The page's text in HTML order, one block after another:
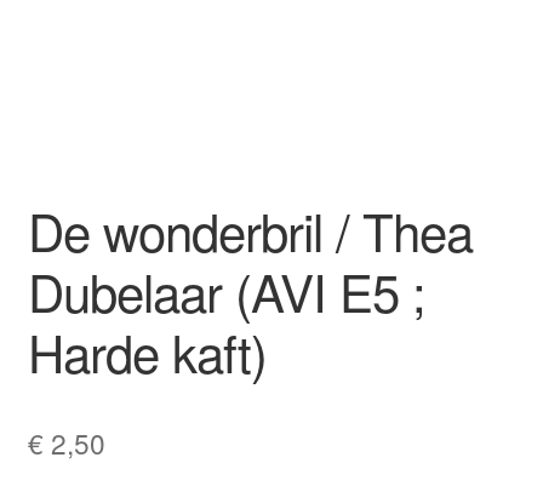
De wonderbril / Thea
Dubelaar (AVI E5 ;
Harde kaft)
€ 2,50